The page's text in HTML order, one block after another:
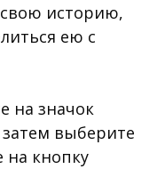
свою историю,
ею с
на значок
выберите
кнопку